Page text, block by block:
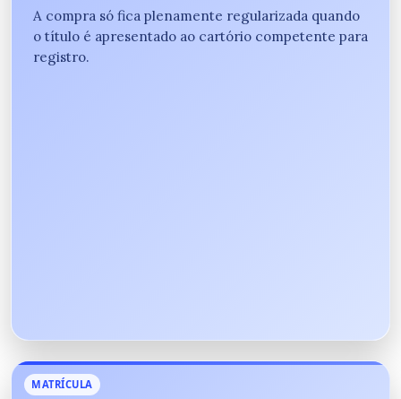
A compra só fica plenamente regularizada quando
o título é apresentado ao cartório competente para
registro.
MATRÍCULA